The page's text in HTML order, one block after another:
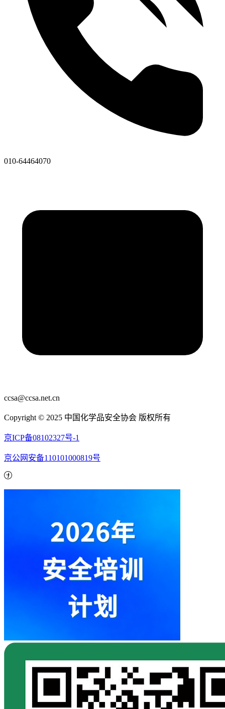
010-64464070
ccsa@ccsa.net.cn
Copyright © 2025 中国化学品安全协会 版权所有
京ICP备08102327号-1
京公网安备110101000819号